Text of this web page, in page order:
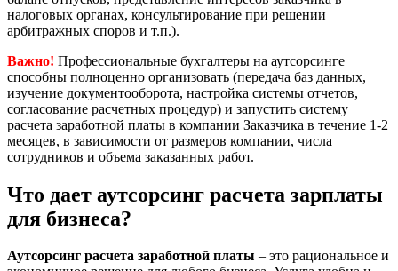
налоговых органах, консультирование при решении
арбитражных споров и т.п.).
Важно! Профессиональные бухгалтеры на аутсорсинге
способны полноценно организовать (передача баз данных,
изучение документооборота, настройка системы отчетов,
согласование расчетных процедур) и запустить систему
расчета заработной платы в компании Заказчика в течение 1-2
месяцев, в зависимости от размеров компании, числа
сотрудников и объема заказанных работ.
Что дает аутсорсинг расчета зарплаты
для бизнеса?
Аутсорсинг расчета заработной платы – это рациональное и